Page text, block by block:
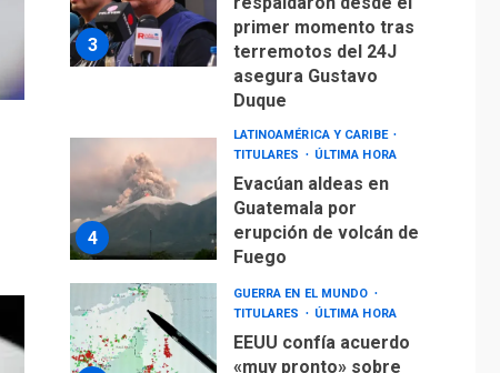
3
primer momento tras
terremotos del 24J
asegura Gustavo
Duque
4
LATINOAMÉRICA Y CARIBE
TITULARES
ÚLTIMA HORA
Evacúan aldeas en
Guatemala por
erupción de volcán de
Fuego
GUERRA EN EL MUNDO
TITULARES
ÚLTIMA HORA
EEUU confía acuerdo
«muy pronto» sobre